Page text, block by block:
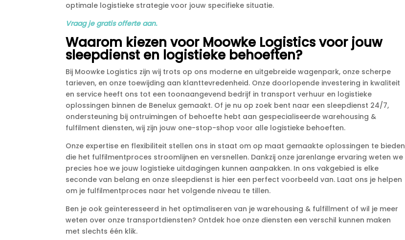
optimale logistieke strategie voor jouw specifieke situatie.​
Vraag je gratis offerte aan.​
Waarom kiezen voor Moowke Logistics voor jouw
sleepdienst en logistieke behoeften?
Bij Moowke Logistics zijn wij trots op ons moderne en uitgebreide wagenpark, onze scherpe
tarieven, en onze toewijding aan klanttevredenheid.​ Onze doorlopende investering in kwaliteit
en service heeft ons tot een toonaangevend bedrijf in transport verhuur en logistieke
oplossingen binnen de Benelux gemaakt.​ Of je nu op zoek bent naar een sleepdienst 24/7,
ondersteuning bij ontruimingen of behoefte hebt aan gespecialiseerde warehousing &
fulfilment diensten, wij zijn jouw one-stop-shop voor alle logistieke behoeften.​
Onze expertise en flexibiliteit stellen ons in staat om op maat gemaakte oplossingen te bieden
die het fulfilmentproces stroomlijnen en versnellen.​ Dankzij onze jarenlange ervaring weten we
precies hoe we jouw logistieke uitdagingen kunnen aanpakken.​ In ons vakgebied is elke
seconde van belang en onze sleepdienst is hier een perfect voorbeeld van.​ Laat ons je helpen
om je fulfilmentproces naar het volgende niveau te tillen.​
Ben je ook geïnteresseerd in het optimaliseren van je warehousing & fulfillment of wil je meer
weten over onze transportdiensten? Ontdek hoe onze diensten een verschil kunnen maken
met slechts één klik.​